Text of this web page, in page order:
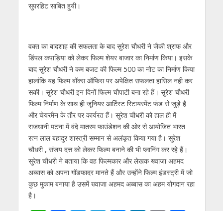
सुपरहिट साबित हुयी।
वक्त का बादशाह की सफलता के बाद सुरेश चौधरी ने जैकी श्राफ और
डिंपल कपाड़िया को लेकर फिल्म शेयर बाजार का निर्माण किया। इसके
बाद सुरेश चौधरी ने कम बजट की फिल्म 500 का नोट का निर्माण किया
हालांकि यह फिल्म बॉक्स ऑफिस पर अपेक्षित सफलता हासिल नही कर
सकी। सुरेश चौधरी इन दिनों फिल्म चौपाटी बना रहे हैं। सुरेश चौधरी
फिल्म निर्माण के साथ ही जूनियर आर्टिस्ट रिटायरमेंट फंड से जुड़े है
और चेयरमैन के तौर पर कार्यरत हैं। सुरेश चौधरी को हाल ही में
राजधानी पटना में वंदे मातरम फाउंडेशन की ओर से आयोजित भारत
रत्न लाल बहादुर शास्त्री सम्मान से अलंकृत किया गया है। सुरेश
चौधरी , संजय दत्त को लेकर फिल्म बनाने की भी प्लानिंग कर रहे हैं।
सुरेश चौधरी ने बताया कि वह फिल्मकार और लेखक ख्वाजा अहमद
अब्बास को अपना गॉडफादर मानते हैं और उन्होंने फिल्म इंडस्ट्री में जो
कुछ मुकाम बनाया है उसमें ख्वाजा अहमद अब्बास का अहम योगदान रहा
है।